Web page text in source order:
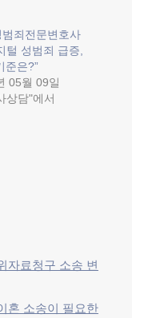
범죄전문변호사
털 성범죄 급증,
준은?”
05월 09일
상담"에서
자료청구 소송 변
혼 소송이 필요한